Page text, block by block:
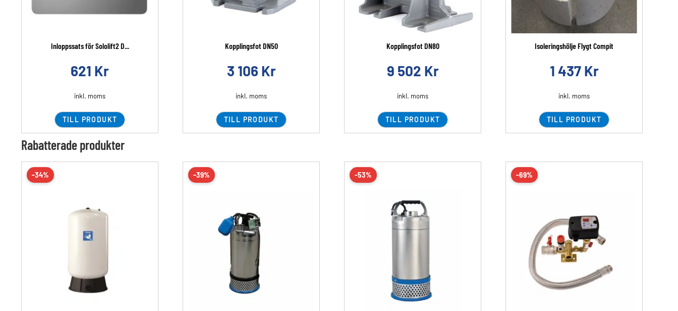
Inloppssats för Sololift2 D...
621 Kr
inkl. moms
TILL PRODUKT
Kopplingsfot DN50
3 106 Kr
inkl. moms
TILL PRODUKT
Kopplingsfot DN80
9 502 Kr
inkl. moms
TILL PRODUKT
Isoleringshölje Flygt Compit
1 437 Kr
inkl. moms
TILL PRODUKT
Rabatterade produkter
-34% -39% -53% -69%